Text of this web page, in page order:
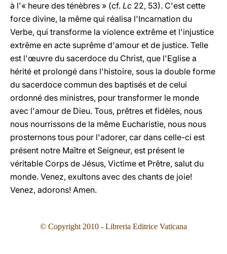
à l'« heure des ténèbres » (cf. Lc 22, 53). C'est cette
force divine, la même qui réalisa l'Incarnation du
Verbe, qui transforme la violence extrême et l'injustice
extrême en acte suprême d'amour et de justice. Telle
est l'œuvre du sacerdoce du Christ, que l'Eglise a
hérité et prolongé dans l'histoire, sous la double forme
du sacerdoce commun des baptisés et de celui
ordonné des ministres, pour transformer le monde
avec l'amour de Dieu. Tous, prêtres et fidèles, nous
nous nourrissons de la même Eucharistie, nous nous
prosternons tous pour l'adorer, car dans celle-ci est
présent notre Maître et Seigneur, est présent le
véritable Corps de Jésus, Victime et Prêtre, salut du
monde. Venez, exultons avec des chants de joie!
Venez, adorons! Amen.
© Copyright 2010 - Libreria Editrice Vaticana